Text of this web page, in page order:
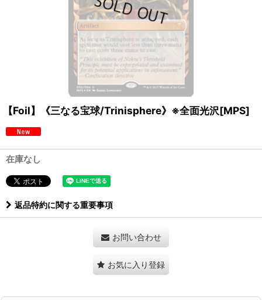
【Foil】《三なる宝球/Trinisphere》※全面光沢[MPS]
在庫なし
返品特約に関する重要事項
お問い合わせ
お気に入り登録